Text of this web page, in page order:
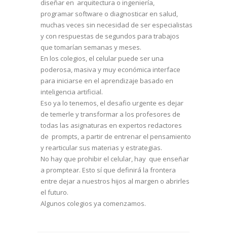
diseñar en arquitectura o ingeniería,
programar software o diagnosticar en salud,
muchas veces sin necesidad de ser especialistas
y con respuestas de segundos para trabajos
que tomarían semanas y meses.
En los colegios, el celular puede ser una
poderosa, masiva y muy económica interface
para iniciarse en el aprendizaje basado en
inteligencia artificial.
Eso ya lo tenemos, el desafio urgente es dejar
de temerle y transformar a los profesores de
todas las asignaturas en expertos redactores
de prompts, a partir de entrenar el pensamiento
y rearticular sus materias y estrategias.
No hay que prohibir el celular, hay que enseñar
a promptear. Esto sí que definirá la frontera
entre dejar a nuestros hijos al margen o abrirles
el futuro.
Algunos colegios ya comenzamos.